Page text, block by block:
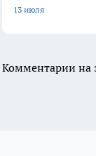
13 июля
Комментарии на